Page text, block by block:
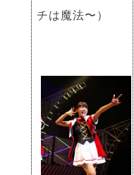
チは魔法〜）